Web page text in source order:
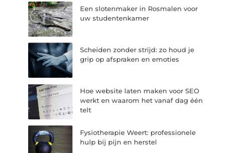
Een slotenmaker in Rosmalen voor
uw studentenkamer
Scheiden zonder strijd: zo houd je
grip op afspraken en emoties
Hoe website laten maken voor SEO
werkt en waarom het vanaf dag één
telt
Fysiotherapie Weert: professionele
hulp bij pijn en herstel